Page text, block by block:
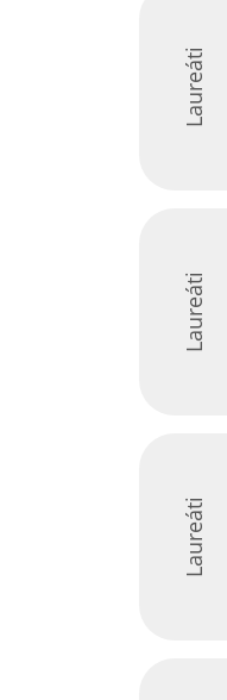
Laureáti
Laureáti
Laureáti